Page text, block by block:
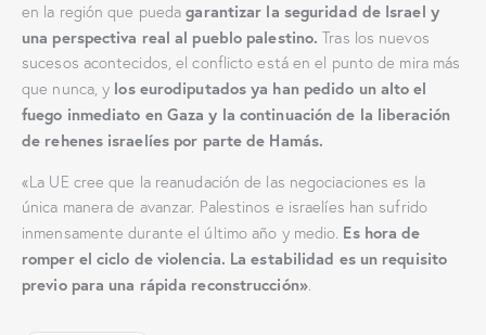
en la región que puedagarantizar la seguridad de Israel y
una perspectiva real al pueblo palestino.Tras los nuevos
sucesos acontecidos, el conflicto está en el punto de mira más
que nunca, y los eurodiputados ya han pedido un alto el
fuego inmediato en Gaza y la continuación de la liberación
de rehenes israelíes por parte de Hamás.
«La UE cree que la reanudación de las negociaciones es la
única manera de avanzar. Palestinos e israelíes han sufrido
inmensamente durante el último año y medio. Es hora de
romper el ciclo de violencia. La estabilidad es un requisito
previo para una rápida reconstrucción».